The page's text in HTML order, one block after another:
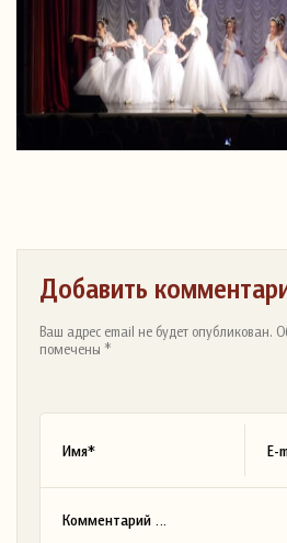
Добавить
Ваш адрес email не будет опубликован.
помечены *